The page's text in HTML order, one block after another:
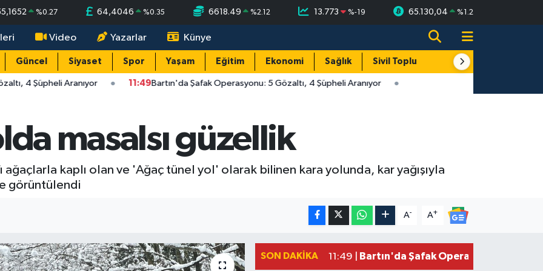
%0.27 64,4046 %0.35 6618.49 %2.12 13.773 %-19 65.130,04 %1.2
Video Yazarlar Künye
Güncel Siyaset Spor Yaşam Eğitim Ekonomi Sağlık Sivil Toplum Turizm
4 Şüpheli Aranıyor 11:49Bartın'da Şafak Operasyonu: 5 Gözaltı, 4 Şüpheli Aranıyor
masalsı güzellik
ağaçlarla kaplı olan ve 'Ağaç tünel yol' olarak bilinen kara yolunda, kar yağışıyla
görüntülendi
A- A+
SON DAKIKA 11:49 | Bartın'da Şafak Operasyonu: 5